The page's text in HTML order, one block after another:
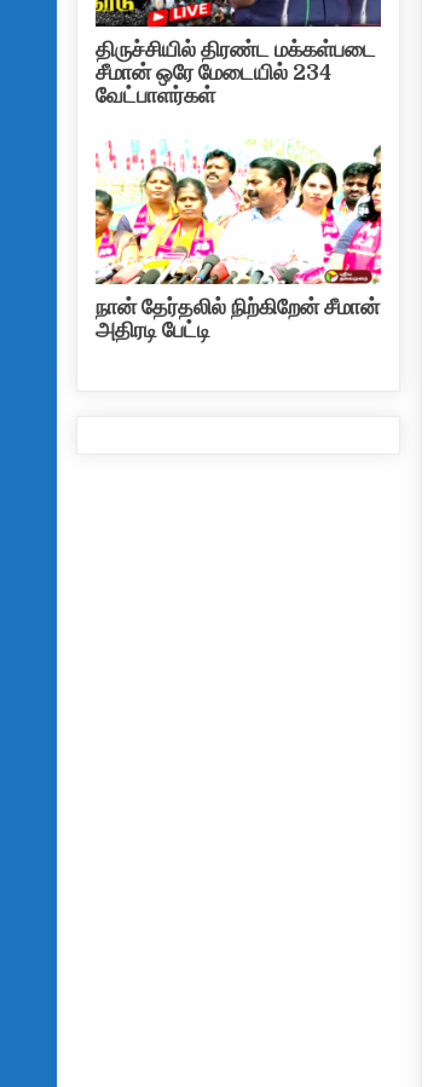
திருச்சியில் திரண்ட மக்கள்படை
சீமான் ஒரே மேடையில் 234
வேட்பாளர்கள்
நான் தேர்தலில் நிற்கிறேன் சீமான்
அதிரடி பேட்டி